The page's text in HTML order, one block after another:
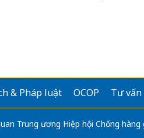
& Pháp luật OCOP Tư vấn
Trung ương Hiệp hội Chống